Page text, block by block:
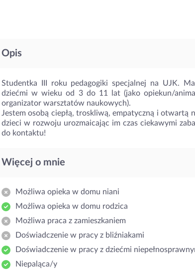
Opis
Studentka III roku pedagogiki specjalnej na UJK.
dziećmi w wieku od 3 do 11 lat (jako opiekun/
organizator warsztatów naukowych).
Jestem osobą ciepłą, troskliwą, empatyczną i otwartą
dzieci w rozwoju urozmaicając im czas ciekawymi
do kontaktu!
Więcej o mnie
Możliwa opieka w domu niani
Możliwa opieka w domu rodzica
Możliwa praca z zamieszkaniem
Doświadczenie w pracy z bliźniakami
Doświadczenie w pracy z dziećmi
Niepaląca/y